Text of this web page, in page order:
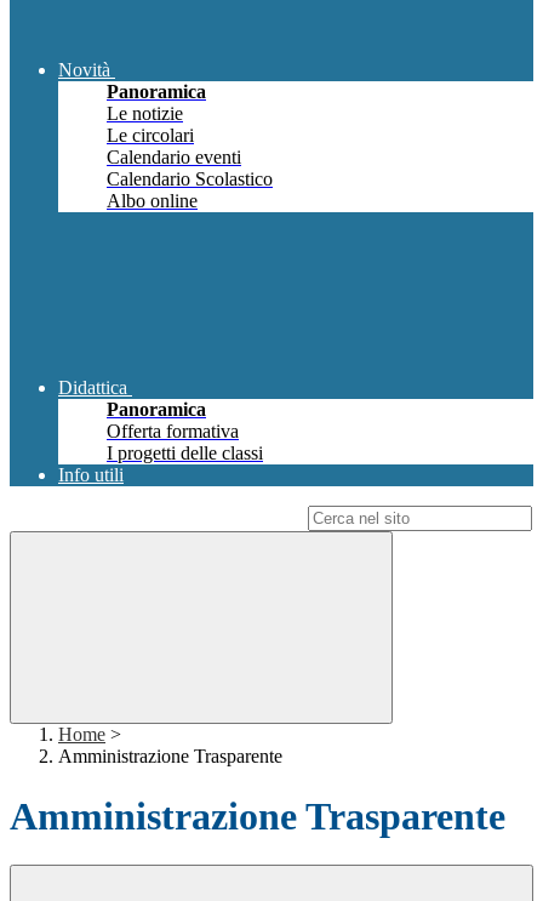
Novità
Panoramica
Le notizie
Le circolari
Calendario eventi
Calendario Scolastico
Albo online
Didattica
Panoramica
Offerta formativa
I progetti delle classi
Info utili
Home >
Amministrazione Trasparente
Amministrazione Trasparente